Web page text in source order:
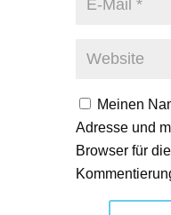
Meinen
Adresse und
Browser für